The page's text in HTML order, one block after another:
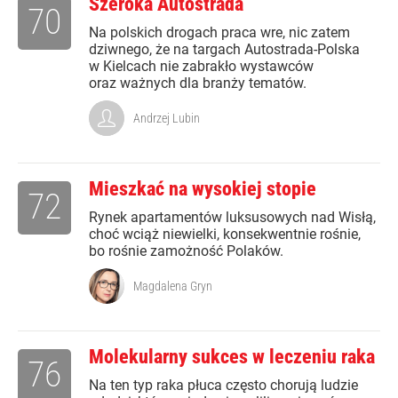
Na polskich drogach praca wre, nic zatem
dziwnego, że na targach Autostrada-Polska
w Kielcach nie zabrakło wystawców
oraz ważnych dla branży tematów.
70
Andrzej Lubin
Mieszkać na wysokiej stopie
Rynek apartamentów luksusowych nad Wisłą,
choć wciąż niewielki, konsekwentnie rośnie,
bo rośnie zamożność Polaków.
72
Magdalena Gryn
Molekularny sukces w leczeniu raka
Na ten typ raka płuca często chorują ludzie
76